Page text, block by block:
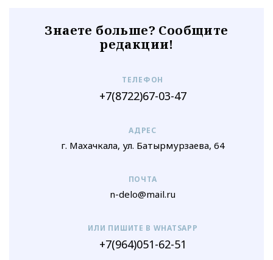
Знаете больше? Сообщите
редакции!
ТЕЛЕФОН
+7(8722)67-03-47
АДРЕС
г. Махачкала, ул. Батырмурзаева, 64
ПОЧТА
n-delo@mail.ru
ИЛИ ПИШИТЕ В WHATSAPP
+7(964)051-62-51